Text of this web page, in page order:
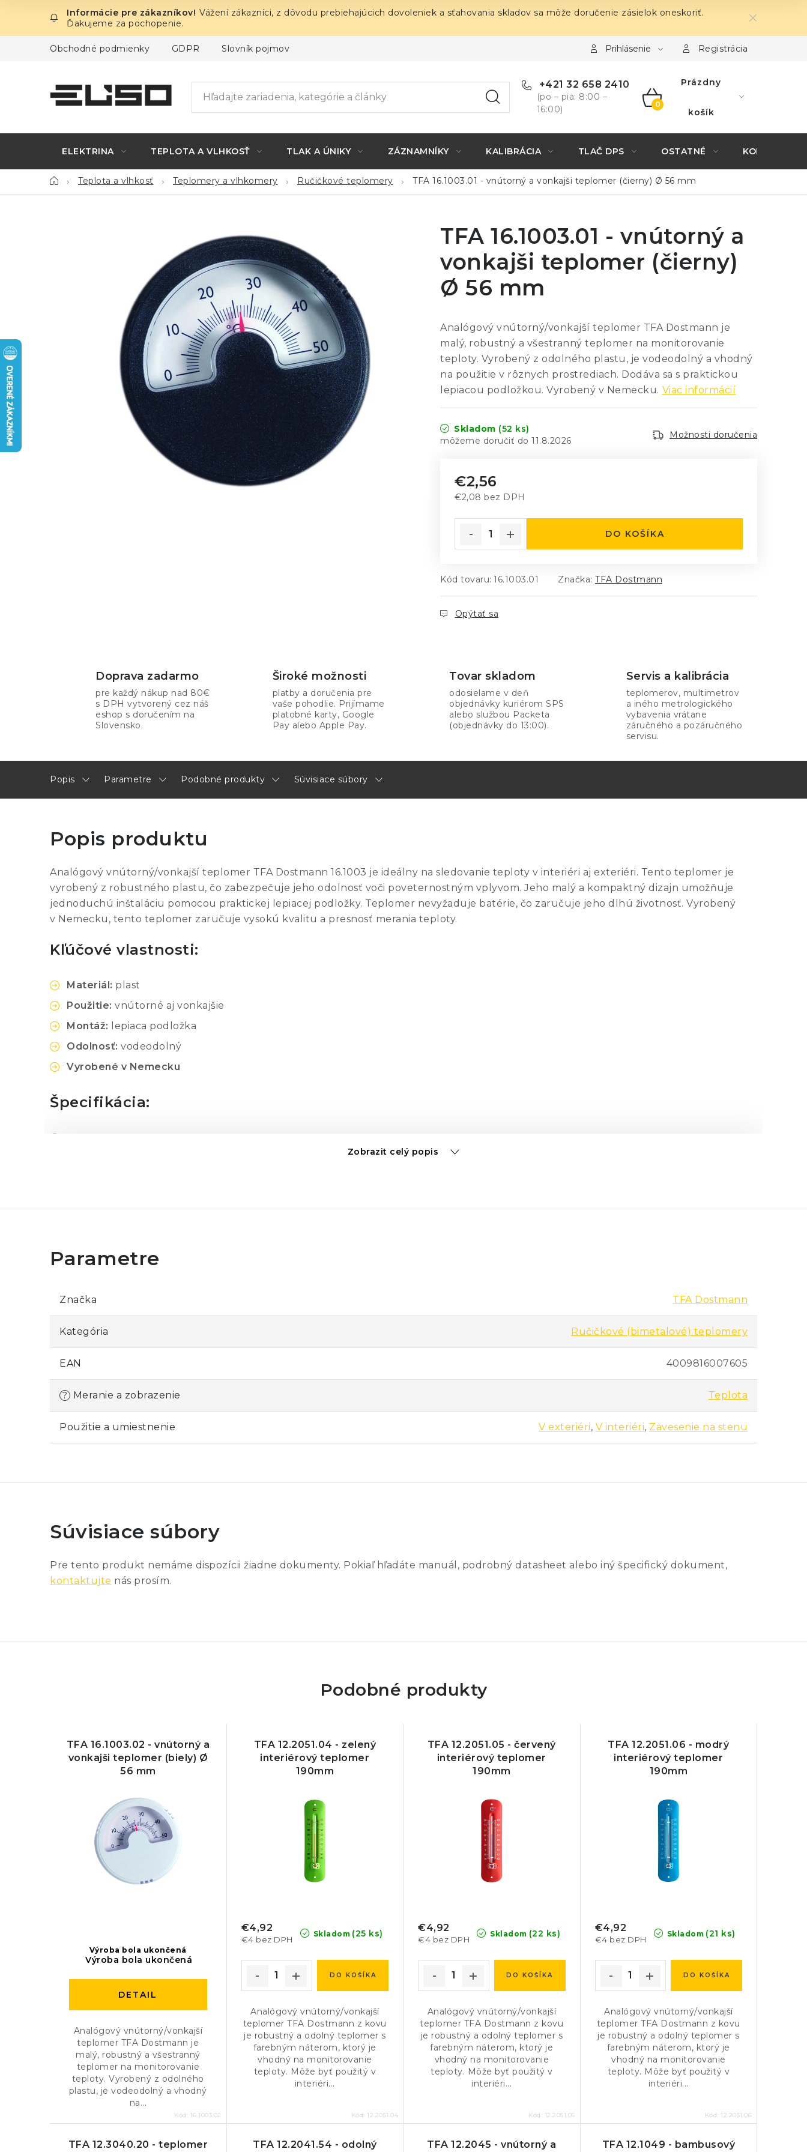
obsah
Vážení zákazníci, z dôvodu prebiehajúcich dovoleniek a sťahovania skladov sa môže doručenie zásielok oneskoriť.
Ďakujeme za pochopenie.
Obchodné podmienky GDPR Slovník pojmov Prihlásenie Registrácia
+421 32 658 2410
(po – pia: 8:00 –
16:00)
NÁKUPNÝ
Prázdny
košík
ELEKTRINA TEPLOTA A VLHKOSŤ TLAK A ÚNIKY ZÁZNAMNÍKY KALIBRÁCIA TLAČ DPS OSTATNÉ KONTAKTY
DomovTeplota a vlhkosť Teplomery a vlhkomery Ručičkové teplomery TFA 16.1003.01 - vnútorný a vonkajši teplomer (čierny) Ø 56 mm
TFA 16.1003.01 - vnútorný a
vonkajši teplomer (čierny)
Ø 56 mm
Analógový vnútorný/vonkajší teplomer TFA Dostmann je
malý, robustný a všestranný teplomer na monitorovanie
teploty. Vyrobený z odolného plastu, je vodeodolný a vhodný
na použitie v rôznych prostrediach. Dodáva sa s praktickou
lepiacou podložkou. Vyrobený v Nemecku. Viac informácií
Skladom (52 ks)
11.8.2026
Možnosti doručenia
€2,56
€2,08 bez DPH
DO KOŠÍKA
Kód tovaru: 16.1003.01 Značka: TFA Dostmann
Opýtať sa
Doprava zadarmo
pre každý nákup nad 80€
s DPH vytvorený cez náš
eshop s doručením na
Slovensko.
Široké možnosti
platby a doručenia pre
vaše pohodlie. Prijímame
platobné karty, Google
Pay alebo Apple Pay.
Tovar skladom
odosielame v deň
objednávky kuriérom SPS
alebo službou Packeta
(objednávky do 13:00).
Servis a kalibrácia
teplomerov, multimetrov
a iného metrologického
vybavenia vrátane
záručného a pozáručného
servisu.
Popis Parametre Podobné produkty Súvisiace súbory
Popis produktu
Analógový vnútorný/vonkajší teplomer TFA Dostmann 16.1003 je ideálny na sledovanie teploty v interiéri aj exteriéri. Tento teplomer je
vyrobený z robustného plastu, čo zabezpečuje jeho odolnosť voči poveternostným vplyvom. Jeho malý a kompaktný dizajn umožňuje
jednoduchú inštaláciu pomocou praktickej lepiacej podložky. Teplomer nevyžaduje batérie, čo zaručuje jeho dlhú životnosť. Vyrobený
v Nemecku, tento teplomer zaručuje vysokú kvalitu a presnosť merania teploty.
Kľúčové vlastnosti:
Materiál: plast
Použitie: vnútorné aj vonkajšie
Montáž: lepiaca podložka
Odolnosť: vodeodolný
Vyrobené v Nemecku
Špecifikácia:
Zobrazit celý popis
Značka TFA Dostmann
Kategória Ručičkové (bimetalové) teplomery
EAN 4009816007605
? Meranie a zobrazenie Teplota
Použitie a umiestnenie V exteriéri, V interiéri, Zavesenie na stenu
Súvisiace súbory
Pre tento produkt nemáme dispozícii žiadne dokumenty. Pokiaľ hľadáte manuál, podrobný datasheet alebo iný špecifický dokument,
kontaktujte nás prosím.
Podobné produkty
TFA 16.1003.02 - vnútorný a
vonkajši teplomer (biely) Ø
56 mm
Výroba bola ukončená
Výroba bola ukončená
DETAIL
Analógový vnútorný/vonkajší
teplomer TFA Dostmann je
malý, robustný a všestranný
teplomer na monitorovanie
teploty. Vyrobený z odolného
plastu, je vodeodolný a vhodný
na...
Kód: 16.1003.02
TFA 12.2051.04 - zelený
interiérový teplomer
190mm
Skladom (25 ks)
€4 bez DPH
€4,92
DO KOŠÍKA
Analógový vnútorný/vonkajší
teplomer TFA Dostmann z kovu
je robustný a odolný teplomer s
farebným náterom, ktorý je
vhodný na monitorovanie
teploty. Môže byť použitý v
interiéri...
Kód: 12.2051.04
TFA 12.2051.05 - červený
interiérový teplomer
190mm
Skladom (22 ks)
€4 bez DPH
€4,92
DO KOŠÍKA
Analógový vnútorný/vonkajší
teplomer TFA Dostmann z kovu
je robustný a odolný teplomer s
farebným náterom, ktorý je
vhodný na monitorovanie
teploty. Môže byť použitý v
interiéri...
Kód: 12.2051.05
TFA 12.2051.06 - modrý
interiérový teplomer
190mm
Skladom (21 ks)
€4 bez DPH
€4,92
DO KOŠÍKA
Analógový vnútorný/vonkajší
teplomer TFA Dostmann z kovu
je robustný a odolný teplomer s
farebným náterom, ktorý je
vhodný na monitorovanie
teploty. Môže byť použitý v
interiéri...
Kód: 12.2051.06
TFA 12.3040.20 - teplomer
TFA 12.2041.54 - odolný
TFA 12.2045 - vnútorný a
TFA 12.1049 - bambusový